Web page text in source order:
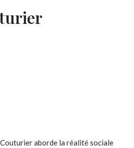
aborde la réalité sociale